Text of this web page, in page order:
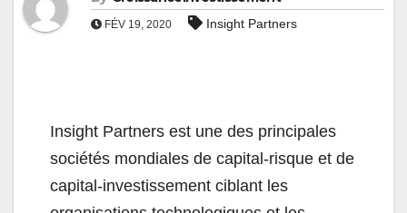
FÉV 19, 2020 Insight Partners
Insight Partners est une des principales
sociétés mondiales de capital-risque et de
capital-investissement ciblant les